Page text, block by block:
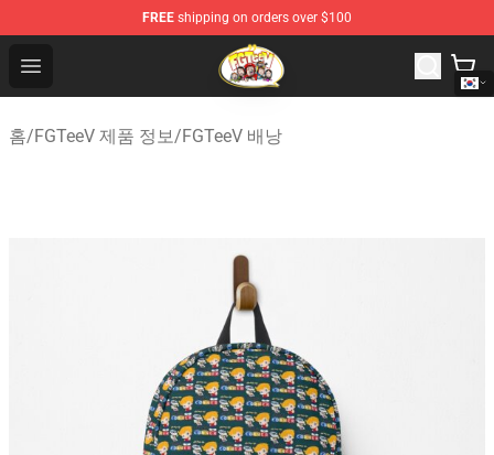
FREE shipping on orders over $100
Open menu
FGTeeV Store - Official FGTeeV Merchandise Shop
홈/FGTeeV 제품 정보/FGTeeV 배낭